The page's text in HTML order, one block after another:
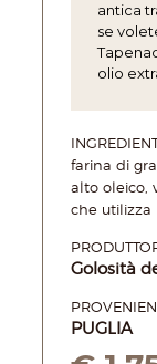
antica
se
olio
farina di
alto oleico,
che utilizza
Golosità
PUGLIA